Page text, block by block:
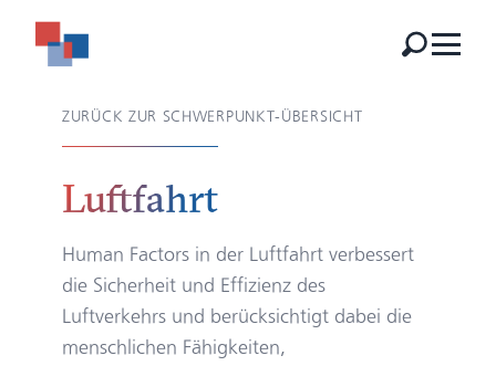
ZURÜCK ZUR SCHWERPUNKT-ÜBERSICHT
Luftfahrt
Human Factors in der Luftfahrt verbessert
die Sicherheit und Effizienz des
Luftverkehrs und berücksichtigt dabei die
menschlichen Fähigkeiten,